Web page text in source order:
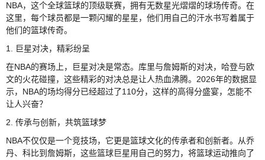
NBA，这个全球篮球的顶级联赛，拥有无数星光熠熠的球场传奇。在
这里，每个球员都是一颗闪耀的星星，他们用自己的汗水书写着属于
他们的篮球传奇。
1. 巨星对决，精彩纷呈
在NBA的赛场上，巨星对决是常态。库里与詹姆斯的对决，哈登与欧
文的火花碰撞，这些精彩的对决总是让人热血沸腾。2026年的数据显
示，NBA的场均得分已经超过了110分，这样的高得分盛宴，怎能不
让人兴奋？
2. 传承与创新，共筑篮球梦
NBA不仅仅是一个竞技场，它更是篮球文化的传承者和创新者。从乔
丹、科比到詹姆斯，这些篮球巨星用自己的努力，将篮球运动推向了